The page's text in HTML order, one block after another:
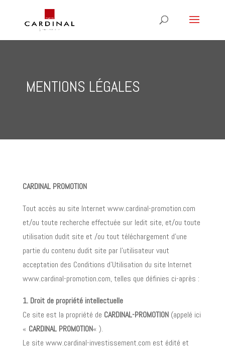
MENTIONS LÉGALES
CARDINAL PROMOTION
Tout accès au site Internet www.cardinal-promotion.com
et/ou toute recherche effectuée sur ledit site, et/ou toute
utilisation dudit site et /ou tout téléchargement d’une
partie du contenu dudit site par l’utilisateur vaut
acceptation des Conditions d’Utilisation du site Internet
www.cardinal-promotion.com, telles que définies ci-après :
1. Droit de propriété intellectuelle
Ce site est la propriété de CARDINAL-PROMOTION(appelé ici
« CARDINAL PROMOTION« ).
Le site www.cardinal-investissement.com est édité et